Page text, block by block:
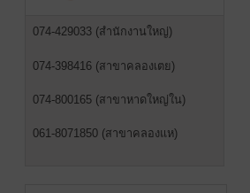
074-429033 (สำนักงานใหญ่)
074-398416 (สาขาคลองเตย)
074-800165 (สาขาหาดใหญ่ใน)
061-8071850 (สาขาคลองแห)